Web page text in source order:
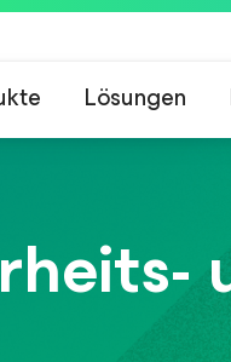
Lösungen
Hinweise von